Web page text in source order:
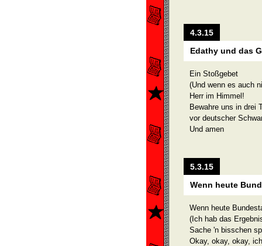
4.3.15
Edathy und das
Ein Stoßgebet
(Und wenn es auch
Herr im Himmel!
Bewahre uns in drei
vor deutscher
Und amen
5.3.15
Wenn heute
Wenn heute
(Ich hab das
Sache 'n bisschen
Okay, okay, okay,